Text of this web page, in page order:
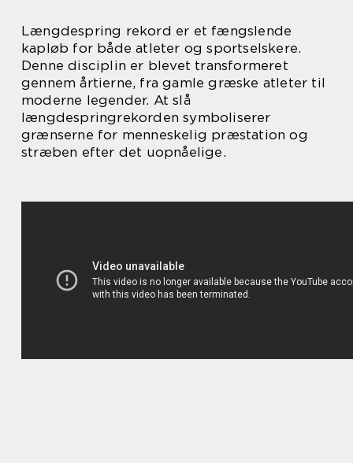
Længdespring rekord er et fængslende
kapløb for både atleter og sportselskere.
Denne disciplin er blevet transformeret
gennem årtierne, fra gamle græske atleter til
moderne legender. At slå
længdespringrekorden symboliserer
grænserne for menneskelig præstation og
stræben efter det uopnåelige.